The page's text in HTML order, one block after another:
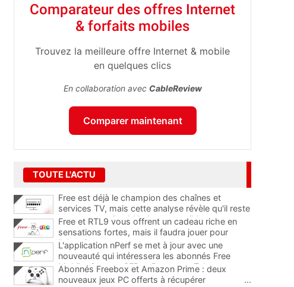
Comparateur des offres Internet
& forfaits mobiles
Trouvez la meilleure offre Internet & mobile
en quelques clics
En collaboration avec CableReview
Comparer maintenant
TOUTE L'ACTU
Free est déjà le champion des chaînes et
services TV, mais cette analyse révèle qu'il reste
encore au moins 141 ajouts possibles
Free et RTL9 vous offrent un cadeau riche en
sensations fortes, mais il faudra jouer pour
l'obtenir
L'application nPerf se met à jour avec une
nouveauté qui intéressera les abonnés Free
Mobile, Orange, SFR et Bouygues Telecom
Abonnés Freebox et Amazon Prime : deux
nouveaux jeux PC offerts à récupérer
...